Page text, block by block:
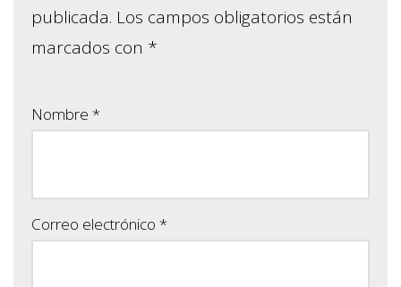
publicada. Los campos obligatorios están
marcados con *
Nombre *
Correo electrónico *